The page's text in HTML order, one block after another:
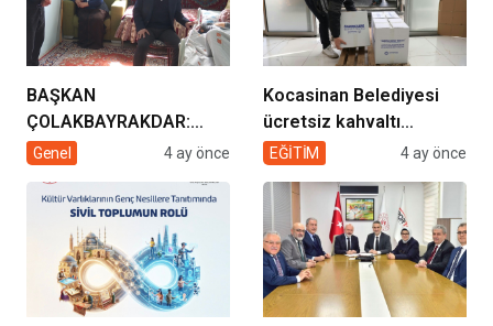
BAŞKAN
ÇOLAKBAYRAKDAR:
“EVDE SAĞLIK
GÖNÜLLERE
DOKUNUYORUZ”
Genel 4 ay önce
Kocasinan Belediyesi
ücretsiz kahvaltı
desteği projesi
EĞİTİM 4 ay önce